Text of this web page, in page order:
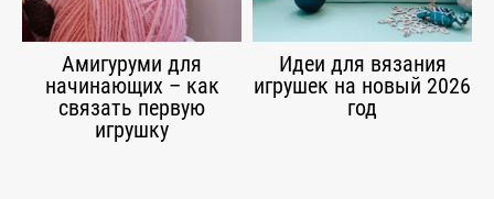
Амигуруми для
начинающих – как
связать первую
игрушку
Идеи для вязания
игрушек на новый 2026
год